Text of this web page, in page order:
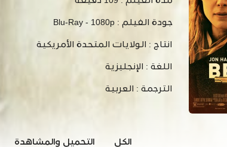
جودة الفيلم :Blu-Ray - 1080p
انتاج : الولايات المتحدة الأمريكية
اللغة : الإنجليزية
الترجمة : العربية
الكل التحميل والمشاهدة